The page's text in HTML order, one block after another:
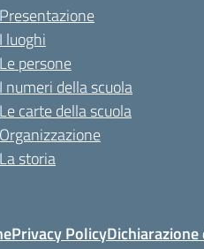
Presentazione
I luoghi
Le persone
I numeri della scuola
Le carte della scuola
Organizzazione
La storia
Privacy Policy